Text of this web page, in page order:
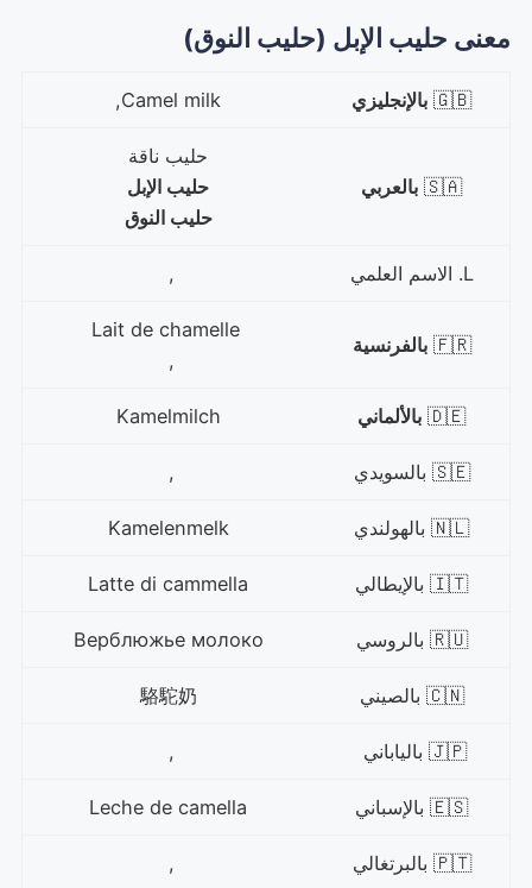
معنى حليب الإبل (حليب النوق)
🇬🇧 بالإنجليزي
🇸🇦 بالعربي
حليب ناقة
حليب الإبل
حليب النوق
L. الاسم العلمي ,
🇫🇷 بالفرنسية
Lait de chamelle
,
🇩🇪 بالألماني
🇸🇪 بالسويدي ,
🇳🇱 بالهولندي
🇮🇹 بالإيطالي
🇷🇺 بالروسي
🇨🇳 بالصيني
🇯🇵 بالياباني ,
🇪🇸 بالإسباني
🇵🇹 بالبرتغالي ,